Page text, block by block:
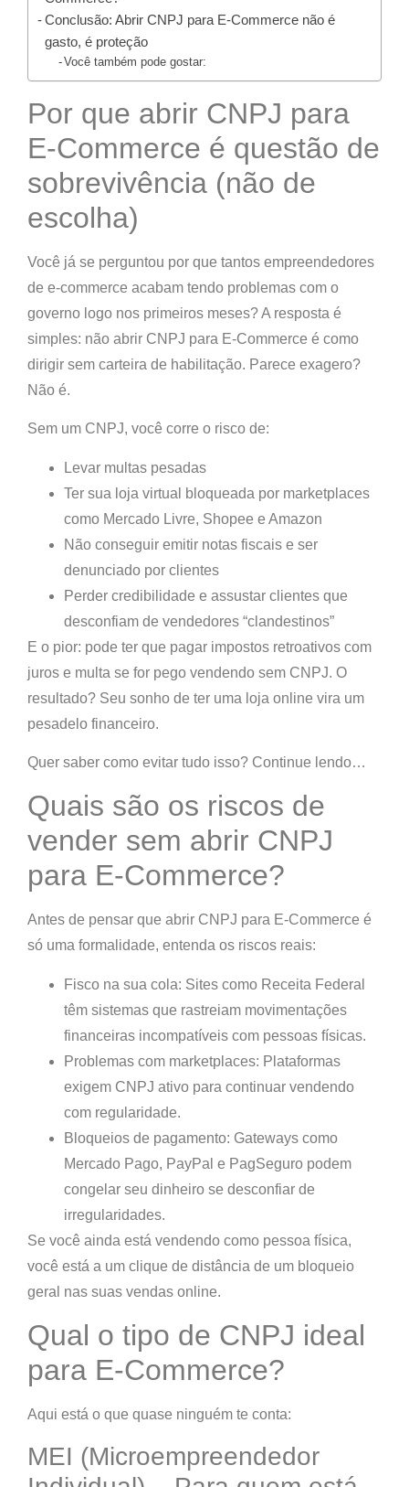
Conclusão: Abrir CNPJ para E-Commerce não é
gasto, é proteção
Você também pode gostar:
Por que abrir CNPJ para
E-Commerce é questão de
sobrevivência (não de
escolha)
Você já se perguntou por que tantos empreendedores
de e-commerce acabam tendo problemas com o
governo logo nos primeiros meses? A resposta é
simples: não abrir CNPJ para E-Commerce é como
dirigir sem carteira de habilitação. Parece exagero?
Não é.
Sem um CNPJ, você corre o risco de:
Levar multas pesadas
Ter sua loja virtual bloqueada por marketplaces
como Mercado Livre, Shopee e Amazon
Não conseguir emitir notas fiscais e ser
denunciado por clientes
Perder credibilidade e assustar clientes que
desconfiam de vendedores “clandestinos”
E o pior: pode ter que pagar impostos retroativos com
juros e multa se for pego vendendo sem CNPJ. O
resultado? Seu sonho de ter uma loja online vira um
pesadelo financeiro.
Quer saber como evitar tudo isso? Continue lendo…
Quais são os riscos de
vender sem abrir CNPJ
para E-Commerce?
Antes de pensar que abrir CNPJ para E-Commerce é
só uma formalidade, entenda os riscos reais:
Fisco na sua cola: Sites como Receita Federal
têm sistemas que rastreiam movimentações
financeiras incompatíveis com pessoas físicas.
Problemas com marketplaces: Plataformas
exigem CNPJ ativo para continuar vendendo
com regularidade.
Bloqueios de pagamento: Gateways como
Mercado Pago, PayPal e PagSeguro podem
congelar seu dinheiro se desconfiar de
irregularidades.
Se você ainda está vendendo como pessoa física,
você está a um clique de distância de um bloqueio
geral nas suas vendas online.
Qual o tipo de CNPJ ideal
para E-Commerce?
Aqui está o que quase ninguém te conta:
MEI (Microempreendedor